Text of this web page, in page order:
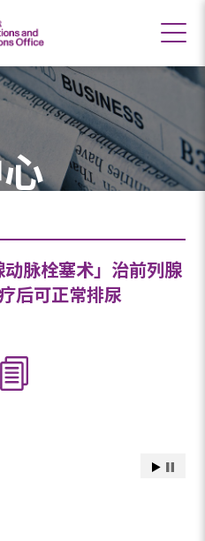
脉栓塞术」治前列腺
后可正常排尿